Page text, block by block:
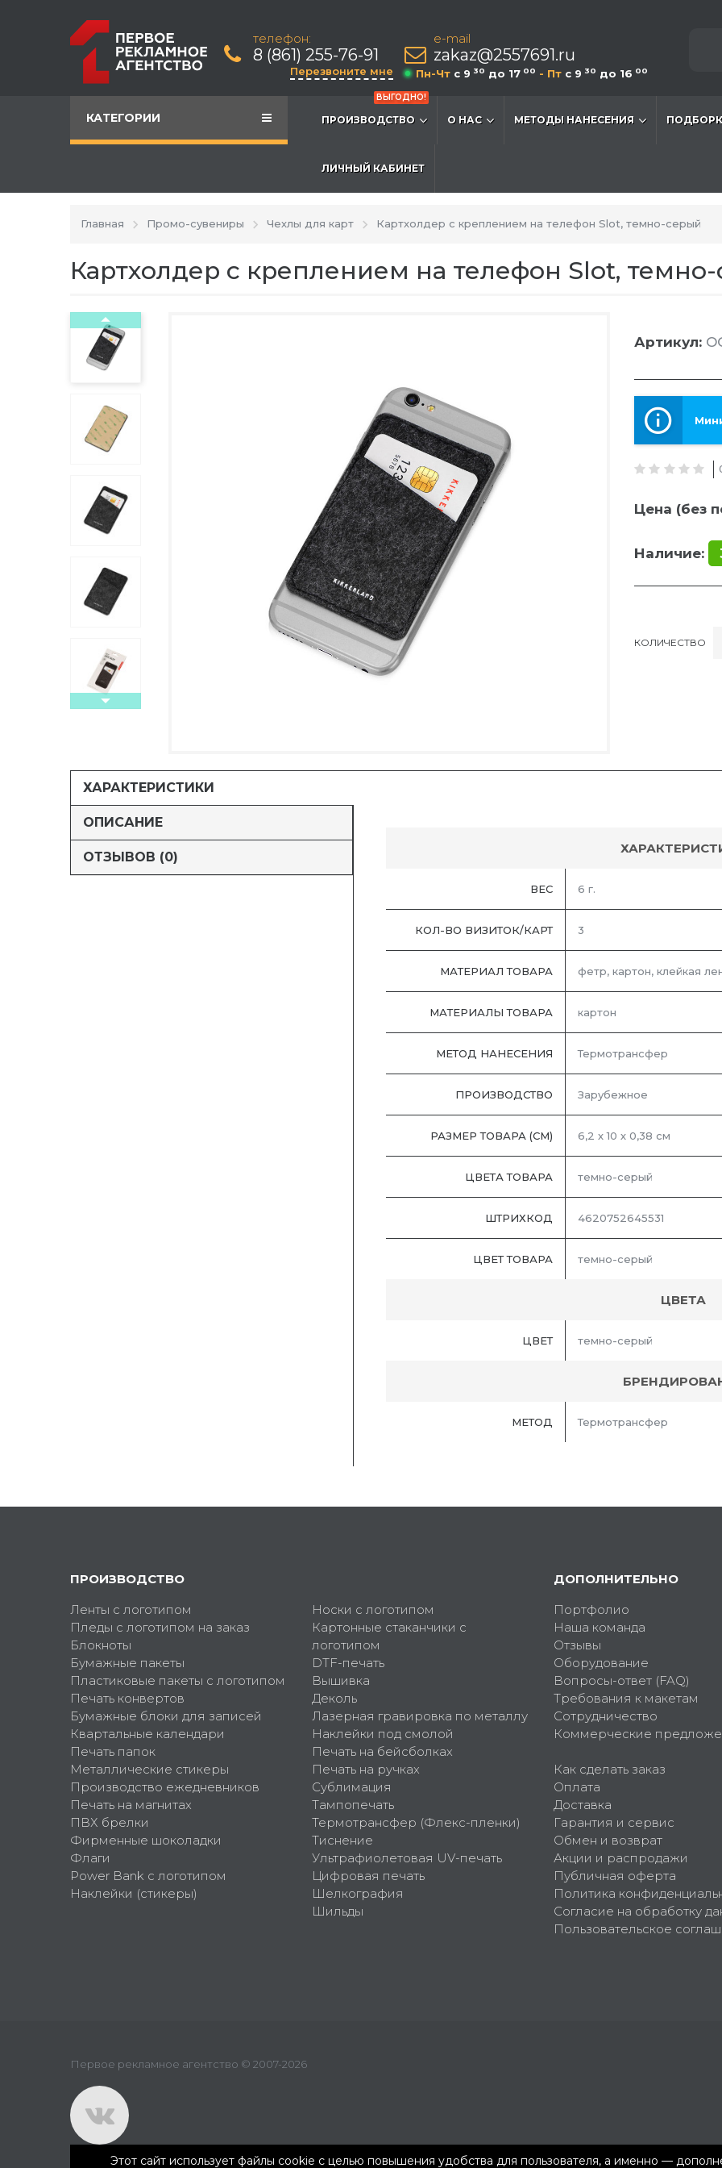
телефон:
8 (861) 255-76-91
Перезвоните мне
e-mail
zakaz@2557691.ru
Пн-Чт c 9 30 до 17 00 - Пт c 9 30 до 16 00
КАТЕГОРИИ
ВЫГОДНО!
ПРОИЗВОДСТВО О НАС МЕТОДЫ НАНЕСЕНИЯ
ЛИЧНЫЙ КАБИНЕТ
Главная Промо-сувениры Чехлы для карт Картхолдер с креплением на телефон Slot, темно-серый
Картхолдер с креплением на телефон Slot,
Артикул:
Цена (без
Наличие:
КОЛИЧЕСТВО
ХАРАКТЕРИСТИКИ
ОПИСАНИЕ
ОТЗЫВОВ (0)
ВЕС 6 г.
КОЛ-ВО ВИЗИТОК/КАРТ 3
МАТЕРИАЛ ТОВАРА фетр, картон, клейкая
МАТЕРИАЛЫ ТОВАРА картон
МЕТОД НАНЕСЕНИЯ Термотрансфер
ПРОИЗВОДСТВО Зарубежное
РАЗМЕР ТОВАРА (СМ) 6,2 х 10 х 0,38 см
ЦВЕТА ТОВАРА темно-серый
ШТРИХКОД 4620752645531
ЦВЕТ ТОВАРА темно-серый
ЦВЕТА
ЦВЕТ темно-серый
МЕТОД Термотрансфер
ПРОИЗВОДСТВО
Ленты с логотипом
Пледы с логотипом на заказ
Блокноты
Бумажные пакеты
Пластиковые пакеты с логотипом
Печать конвертов
Бумажные блоки для записей
Квартальные календари
Печать папок
Металлические стикеры
Производство ежедневников
Печать на магнитах
ПВХ брелки
Фирменные шоколадки
Флаги
Power Bank с логотипом
Наклейки (стикеры)
Носки с логотипом
Картонные стаканчики с
логотипом
DTF-печать
Вышивка
Деколь
Лазерная гравировка по металлу
Наклейки под смолой
Печать на бейсболках
Печать на ручках
Сублимация
Тампопечать
Термотрансфер (Флекс-пленки)
Тиснение
Ультрафиолетовая UV-печать
Цифровая печать
Шелкография
Шильды
ДОПОЛНИТЕЛЬНО
Портфолио
Наша команда
Отзывы
Оборудование
Вопросы-ответ (FAQ)
Требования к макетам
Сотрудничество
Коммерческие
Как сделать заказ
Оплата
Доставка
Гарантия и сервис
Обмен и возврат
Акции и распродажи
Публичная оферта
Политика
Согласие на обработку
Пользовательское
Первое рекламное агентство © 2007-2026
Этот сайт использует файлы cookie с целью повышения удобства для пользователя, а именно —